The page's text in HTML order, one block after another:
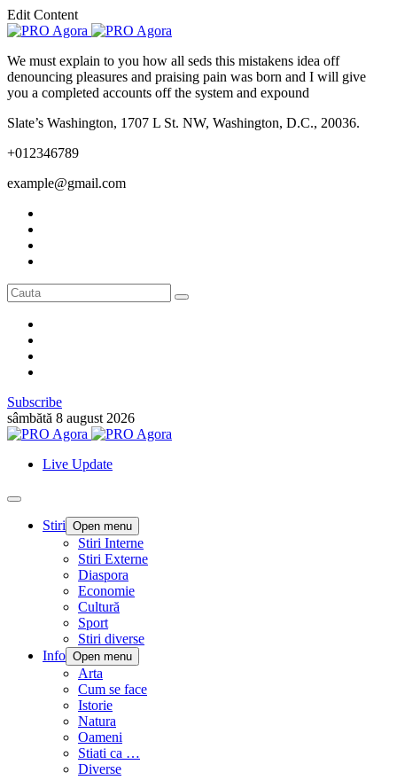
Edit Content
We must explain to you how all seds this mistakens idea off
denouncing pleasures and praising pain was born and I will give
you a completed accounts off the system and expound
Slate’s Washington, 1707 L St. NW, Washington, D.C., 20036.
+012346789
example@gmail.com
Subscribe
sâmbătă 8 august 2026
Live Update
Stiri Open menu
Stiri Interne
Stiri Externe
Diaspora
Economie
Cultură
Sport
Stiri diverse
Info Open menu
Arta
Cum se face
Istorie
Natura
Oameni
Stiati ca …
Diverse